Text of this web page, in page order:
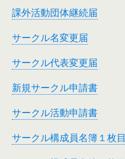
課外活動団体継続届
サークル名変更届
サークル代表変更届
新規サークル申請書
サークル活動申請書
サークル構成員名簿１枚目